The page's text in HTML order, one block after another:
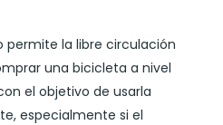
permite la libre circulación
una bicicleta a nivel
el objetivo de usarla
especialmente si el